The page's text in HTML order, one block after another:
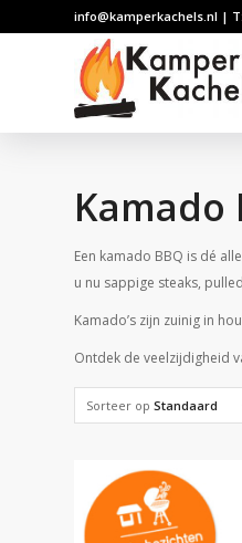
info@kamperkachels.nl | T:
Kamado
Een kamado BBQ is dé
u nu sappige steaks,
Kamado’s zijn zuinig in
Ontdek de veelzijdigheid
Sorteer op Standaard